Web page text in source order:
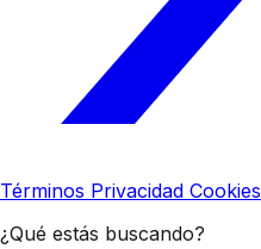
Términos Privacidad Cookies
¿Qué estás buscando?